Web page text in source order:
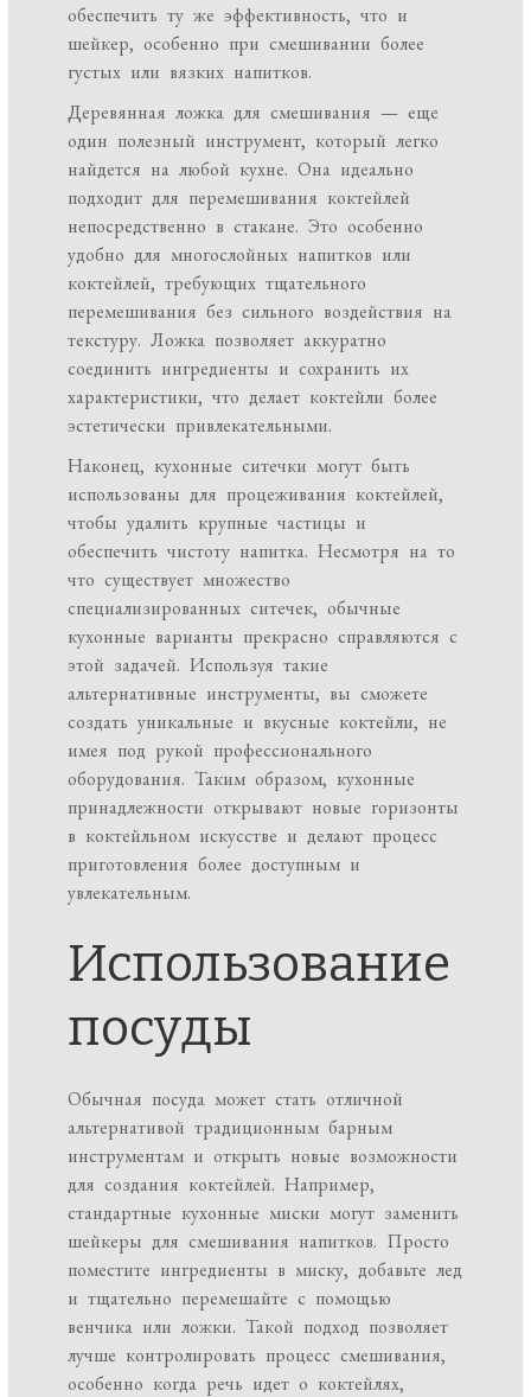
обеспечить ту же эффективность, что и
шейкер, особенно при смешивании более
густых или вязких напитков.
Деревянная ложка для смешивания — еще
один полезный инструмент, который легко
найдется на любой кухне. Она идеально
подходит для перемешивания коктейлей
непосредственно в стакане. Это особенно
удобно для многослойных напитков или
коктейлей, требующих тщательного
перемешивания без сильного воздействия на
текстуру. Ложка позволяет аккуратно
соединить ингредиенты и сохранить их
характеристики, что делает коктейли более
эстетически привлекательными.
Наконец, кухонные ситечки могут быть
использованы для процеживания коктейлей,
чтобы удалить крупные частицы и
обеспечить чистоту напитка. Несмотря на то
что существует множество
специализированных ситечек, обычные
кухонные варианты прекрасно справляются с
этой задачей. Используя такие
альтернативные инструменты, вы сможете
создать уникальные и вкусные коктейли, не
имея под рукой профессионального
оборудования. Таким образом, кухонные
принадлежности открывают новые горизонты
в коктейльном искусстве и делают процесс
приготовления более доступным и
увлекательным.
Использование
посуды
Обычная посуда может стать отличной
альтернативой традиционным барным
инструментам и открыть новые возможности
для создания коктейлей. Например,
стандартные кухонные миски могут заменить
шейкеры для смешивания напитков. Просто
поместите ингредиенты в миску, добавьте лед
и тщательно перемешайте с помощью
венчика или ложки. Такой подход позволяет
лучше контролировать процесс смешивания,
особенно когда речь идет о коктейлях,